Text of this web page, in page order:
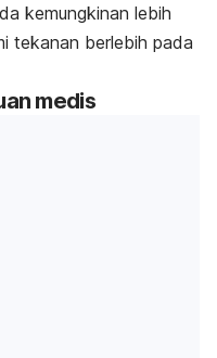
kemungkinan lebih
tekanan berlebih pada
medis